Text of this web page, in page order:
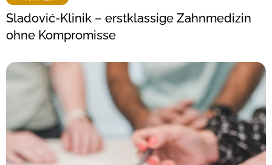
Sladović-Klinik – erstklassige Zahnmedizin
ohne Kompromisse